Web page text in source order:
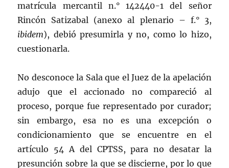
matrícula mercantil n.° 142440-1 del señor
Rincón Satizabal (anexo al plenario – f.° 3,
ibidem), debió presumirla y no, como lo hizo,
cuestionarla.
No desconoce la Sala que el Juez de la apelación
adujo que el accionado no compareció al
proceso, porque fue representado por curador;
sin embargo, esa no es una excepción o
condicionamiento que se encuentre en el
artículo 54 A del CPTSS, para no desatar la
presunción sobre la que se discierne, por lo que